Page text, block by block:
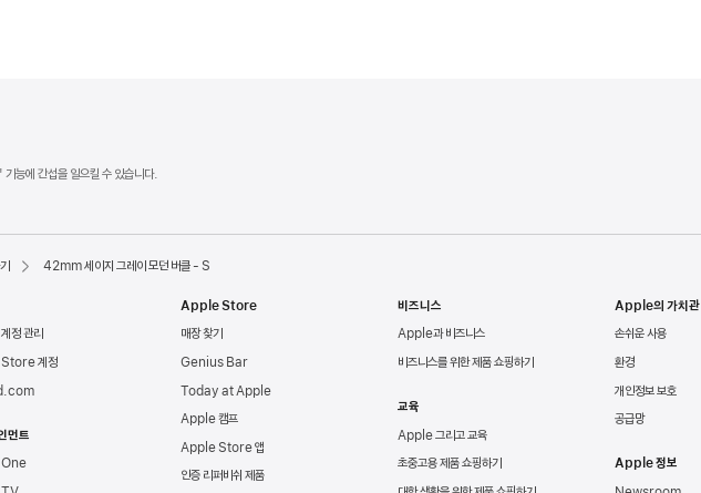
에 간섭을 일으킬 수 있습니다.
42mm 세이지 그레이 모던 버클 - S
정 관리
계정
먼트
Apple Store
매장 찾기
Genius Bar
Today at Apple
Apple 캠프
Apple Store 앱
인증 리퍼비쉬 제품
비즈니스
Apple과 비즈니스
비즈니스를 위한 제품 쇼핑하기
교육
Apple 그리고 교육
초중고용 제품 쇼핑하기
Apple의 가치관
손쉬운 사용
환경
개인정보 보호
공급망
Apple 정보